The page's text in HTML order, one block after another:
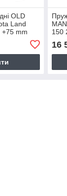
OLD
Land
mm
150
16